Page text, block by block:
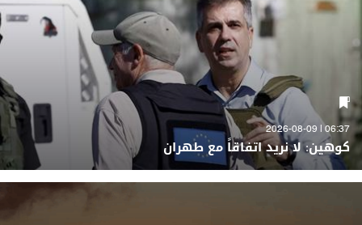
06:37 | 2026-08-09
كوهين: لا نريد اتفاقاً مع طهران